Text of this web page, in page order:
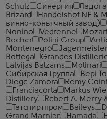
Schulz
Синергия Ладога
Brizard
Handelshof NF &
винно-коньячный завод)
Nonino
Vedrenne
Becher
Polini Group
Montenegro
Jagermeister
Bottega
Grandes
Latvijas Balzams
Molinari
Сибирская Группа
Bepi
Diego Zamora
Remy
Franciacorta
Markus
Distillery
Robert A. Merry
Татспиртпром
Baileys
Grand Marnier
Hamada